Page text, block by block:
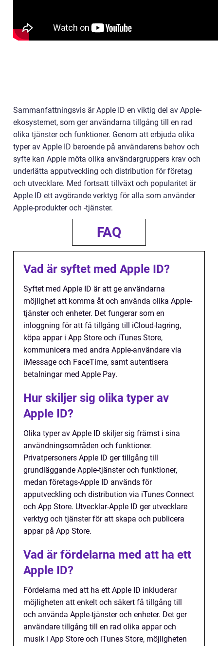
Sammanfattningsvis är Apple ID en viktig del av Apple-
ekosystemet, som ger användarna tillgång till en rad
olika tjänster och funktioner. Genom att erbjuda olika
typer av Apple ID beroende på användarens behov och
syfte kan Apple möta olika användargruppers krav och
underlätta apputveckling och distribution för företag
och utvecklare. Med fortsatt tillväxt och popularitet är
Apple ID ett avgörande verktyg för alla som använder
Apple-produkter och -tjänster.
FAQ
Vad är syftet med Apple ID?
Syftet med Apple ID är att ge användarna
möjlighet att komma åt och använda olika Apple-
tjänster och enheter. Det fungerar som en
inloggning för att få tillgång till iCloud-lagring,
köpa appar i App Store och iTunes Store,
kommunicera med andra Apple-användare via
iMessage och FaceTime, samt autentisera
betalningar med Apple Pay.
Hur skiljer sig olika typer av
Apple ID?
Olika typer av Apple ID skiljer sig främst i sina
användningsområden och funktioner.
Privatpersoners Apple ID ger tillgång till
grundläggande Apple-tjänster och funktioner,
medan företags-Apple ID används för
apputveckling och distribution via iTunes Connect
och App Store. Utvecklar-Apple ID ger utvecklare
verktyg och tjänster för att skapa och publicera
appar på App Store.
Vad är fördelarna med att ha ett
Apple ID?
Fördelarna med att ha ett Apple ID inkluderar
möjligheten att enkelt och säkert få tillgång till
och använda Apple-tjänster och enheter. Det ger
användare tillgång till en rad olika appar och
musik i App Store och iTunes Store, möjligheten